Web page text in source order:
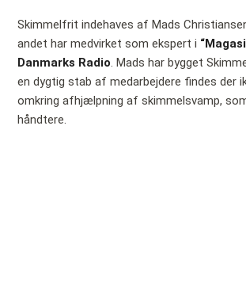
Skimmelfrit indehaves af Mads
andet har medvirket som ekspert i
Danmarks Radio. Mads har bygget
en dygtig stab af medarbejdere findes der
omkring afhjælpning af skimmelsvamp,
håndtere.